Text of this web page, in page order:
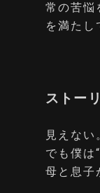
常の苦悩
を満たし
ストー
見えない
でも僕は
母と息子